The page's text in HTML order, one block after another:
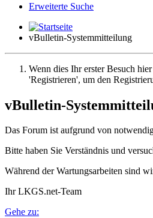
Erweiterte Suche
vBulletin-Systemmitteilung
Wenn dies Ihr erster Besuch
'Registrieren', um den
vBulletin-
Das Forum ist aufgrund von
Bitte haben Sie Verständnis und
Während der Wartungsarbeiten sind
Ihr LKGS.net-Team
Gehe zu: